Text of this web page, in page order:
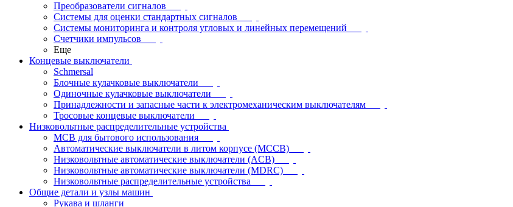
Преобразователи сигналов
Системы для оценки стандартных сигналов
Системы мониторинга и контроля угловых и линейных перемещений
Счетчики импульсов
Еще
Концевые выключатели
Schmersal
Блочные кулачковые выключатели
Одиночные кулачковые выключатели
Принадлежности и запасные части к электромеханическим выключателям
Тросовые концевые выключатели
Низковольтные распределительные устройства
MCB для бытового использования
Автоматические выключатели в литом корпусе (MCCB)
Низковольтные автоматические выключатели (ACB)
Низковольтные автоматические выключатели (MDRC)
Низковольтные распределительные устройства
Общие детали и узлы машин
Рукава и шланги